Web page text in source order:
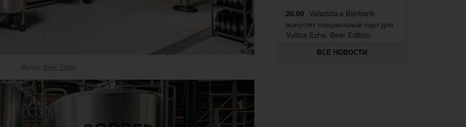
Фото: Beer Today
20.09 Valaduta и Bierbank
выпустят специальный сорт для
Vulitsa Ezha. Beer Edition
ВСЕ НОВОСТИ